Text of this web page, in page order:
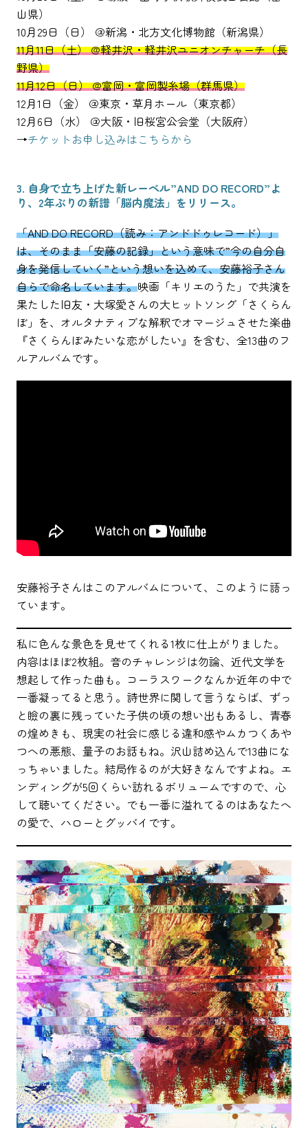
山県）
10月29日（日） ＠新潟・北方文化博物館（新潟県）
11月11日（土） @軽井沢・軽井沢ユニオンチャーチ（長
野県）
11月12日（日） @富岡・富岡製糸場（群馬県）
12月1日（金） ＠東京・草月ホール（東京都）
12月6日（水） ＠大阪・旧桜宮公会堂（大阪府）
→チケットお申し込みはこちらから
3. 自身で立ち上げた新レーベル”AND DO RECORD”よ
り、2年ぶりの新譜「脳内魔法」をリリース。
「AND DO RECORD（読み：アンドドゥレコード）」
は、そのまま「安藤の記録」という意味で”今の自分自
身を発信していく”という想いを込めて、安藤裕子さん
自らで命名しています。映画「キリエのうた」で共演を
果たした旧友・大塚愛さんの大ヒットソング「さくらん
ぼ」を、オルタナティブな解釈でオマージュさせた楽曲
『さくらんぼみたいな恋がしたい』を含む、全13曲のフ
ルアルバムです。
安藤裕子さんはこのアルバムについて、このように語っ
ています。
私に色んな景色を見せてくれる1枚に仕上がりました。
内容はほぼ2枚組。音のチャレンジは勿論、近代文学を
想起して作った曲も。コーラスワークなんか近年の中で
一番凝ってると思う。詩世界に関して言うならば、ずっ
と瞼の裏に残っていた子供の頃の想い出もあるし、青春
の煌めきも、現実の社会に感じる違和感やムカつくあや
つへの悪態、量子のお話もね。沢山詰め込んで13曲にな
っちゃいました。結局作るのが大好きなんですよね。エ
ンディングが5回くらい訪れるボリュームですので、心
して聴いてください。でも一番に溢れてるのはあなたへ
の愛で、ハローとグッバイです。